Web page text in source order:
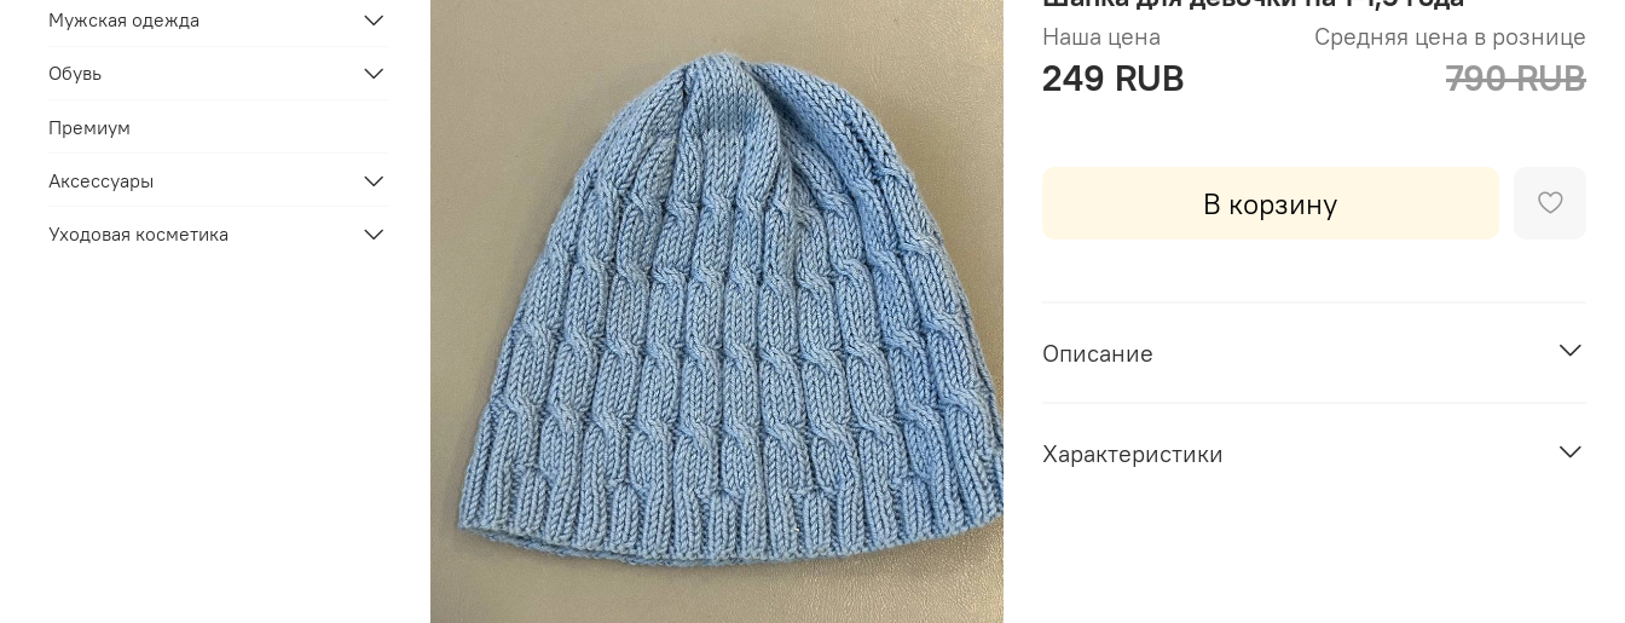
Наша цена
249 RUB
Средняя цена в рознице
790 RUB
В корзину
Описание
Характеристики
Мужская одежда
Обувь
Премиум
Аксессуары
Уходовая косметика